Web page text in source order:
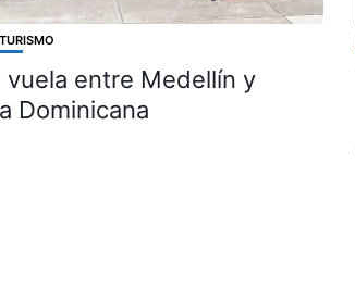
TURISMO
vuela entre Medellín y
Dominicana